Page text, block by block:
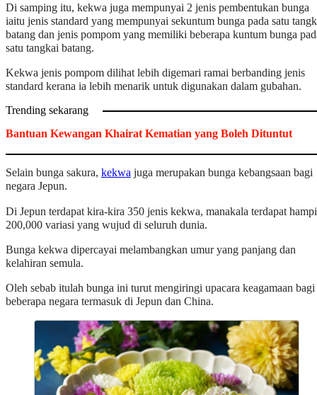
Di samping itu, kekwa juga mempunyai 2 jenis pembentukan bunga
iaitu jenis standard yang mempunyai sekuntum bunga pada satu
batang dan jenis pompom yang memiliki beberapa kuntum bunga
satu tangkai batang.
Kekwa jenis pompom dilihat lebih digemari ramai berbanding jenis
standard kerana ia lebih menarik untuk digunakan dalam gubahan.
Trending sekarang
Bantuan Kewangan Khairat Kematian yang Boleh Dituntut
Selain bunga sakura, kekwa juga merupakan bunga kebangsaan bagi
negara Jepun.
Di Jepun terdapat kira-kira 350 jenis kekwa, manakala terdapat
200,000 variasi yang wujud di seluruh dunia.
Bunga kekwa dipercayai melambangkan umur yang panjang dan
kelahiran semula.
Oleh sebab itulah bunga ini turut mengiringi upacara keagamaan bagi
beberapa negara termasuk di Jepun dan China.